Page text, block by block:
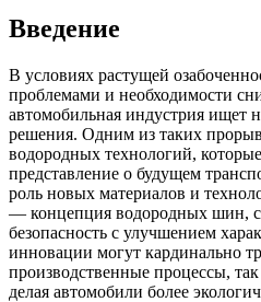
Введение
В условиях растущей
проблемами и необходимости
автомобильная индустрия ищет
решения. Одним из таких
водородных технологий,
представление о будущем
роль новых материалов и
— концепция водородных шин,
безопасность с улучшением
инновации могут кардинально
производственные процессы,
делая автомобили более